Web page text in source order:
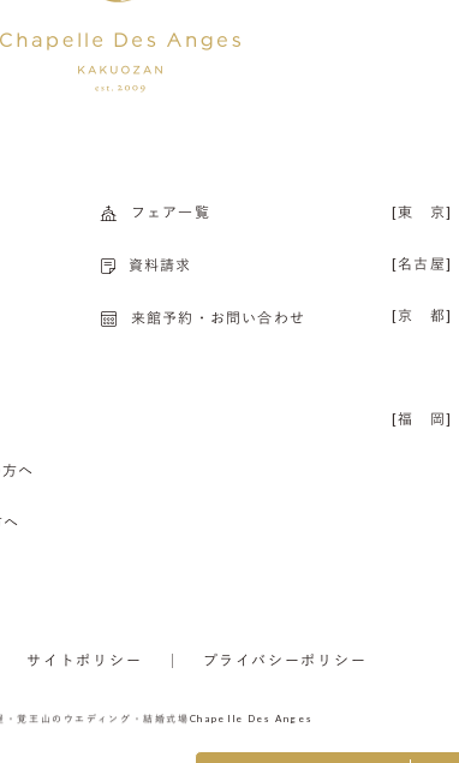
へ
フェア一覧
資料請求
来館予約・お問い合わせ
[東 京]
[名古屋]
[京 都]
[福 岡]
サイトポリシー プライバシーポリシー
・覚王山のウエディング・結婚式場 Chapelle Des Anges